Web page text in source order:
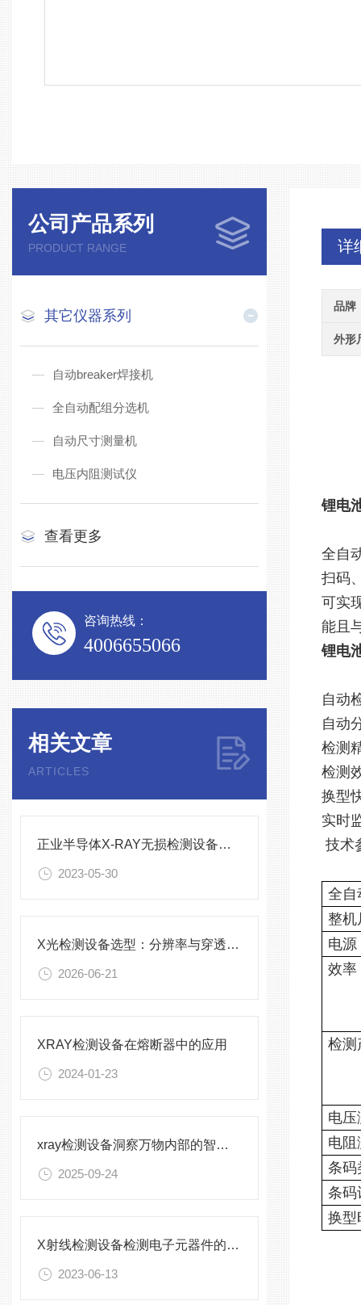
公司产品系列
PRODUCT RANGE
其它仪器系列
自动breaker焊接机
全自动配组分选机
自动尺寸测量机
电压内阻测试仪
查看更多
咨询热线：
4006655066
相关文章
ARTICLES
正业半导体X-RAY无损检测设备的应用
2023-05-30
X光检测设备选型：分辨率与穿透力怎么平衡？
2026-06-21
XRAY检测设备在熔断器中的应用
2024-01-23
xray检测设备洞察万物内部的智慧之眼
2025-09-24
X射线检测设备检测电子元器件的流程是什么
2023-06-13
详
品牌
外形
锂电
全自
扫码
可实
能且
锂电
自动
自动
检测
检测
换型
实时
技术
全自
整机
电源
效率
检测
电压
电阻
条码
条码
换型